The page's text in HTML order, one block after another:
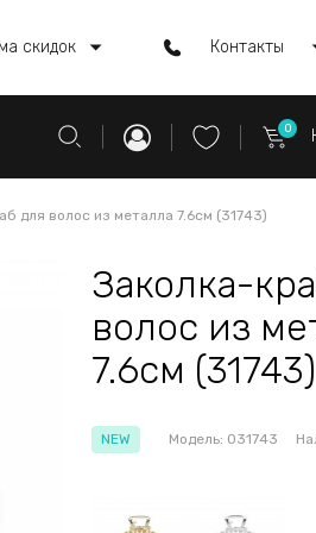
скидок Контакты
0
для волос из металла 7.6см (31743)
Заколка-
волос из
7.6см (31743)
NEW Модель: 031743